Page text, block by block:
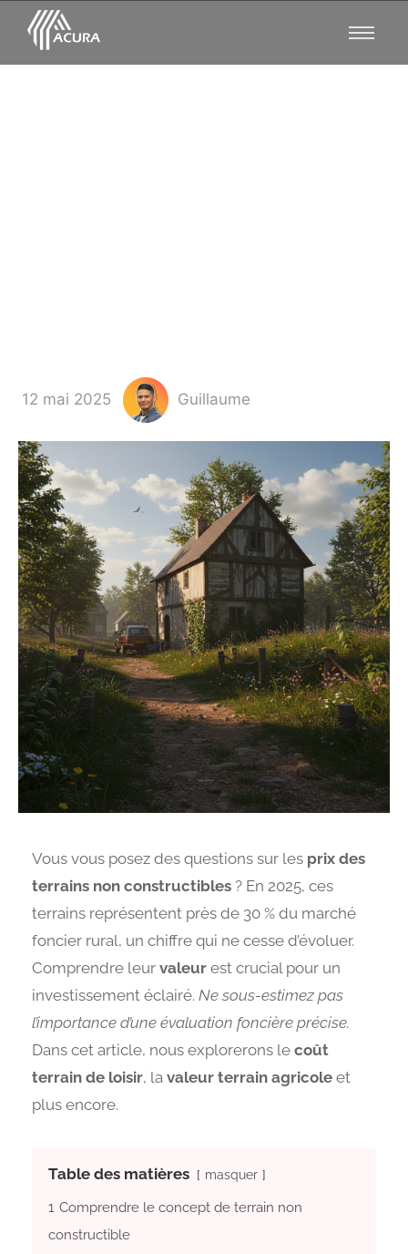
12 mai 2025 Guillaume
Vous vous posez des questions sur les prix des
terrains non constructibles ? En 2025, ces
terrains représentent près de 30 % du marché
foncier rural, un chiffre qui ne cesse d’évoluer.
Comprendre leur valeur est crucial pour un
investissement éclairé. Ne sous-estimez pas
l’importance d’une évaluation foncière précise.
Dans cet article, nous explorerons le coût
terrain de loisir, la valeur terrain agricole et
plus encore.
Table des matières masquer
1 Comprendre le concept de terrain non
constructible